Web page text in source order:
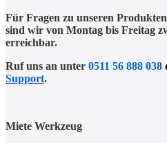
Für Fragen zu unseren
sind wir von Montag bis Freitag
erreichbar.
Ruf uns an unter 0511 56 888 038
Support.
Miete Werkzeug